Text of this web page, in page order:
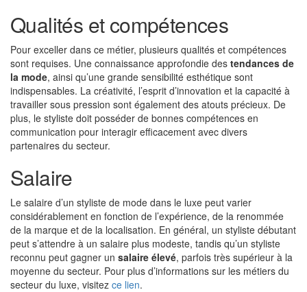
Qualités et compétences
Pour exceller dans ce métier, plusieurs qualités et compétences
sont requises. Une connaissance approfondie des tendances de
la mode, ainsi qu’une grande sensibilité esthétique sont
indispensables. La créativité, l’esprit d’innovation et la capacité à
travailler sous pression sont également des atouts précieux. De
plus, le styliste doit posséder de bonnes compétences en
communication pour interagir efficacement avec divers
partenaires du secteur.
Salaire
Le salaire d’un styliste de mode dans le luxe peut varier
considérablement en fonction de l’expérience, de la renommée
de la marque et de la localisation. En général, un styliste débutant
peut s’attendre à un salaire plus modeste, tandis qu’un styliste
reconnu peut gagner un salaire élevé, parfois très supérieur à la
moyenne du secteur. Pour plus d’informations sur les métiers du
secteur du luxe, visitez ce lien.